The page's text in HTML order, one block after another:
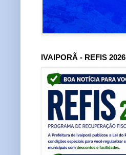
IVAIPORÃ - REFIS 2026